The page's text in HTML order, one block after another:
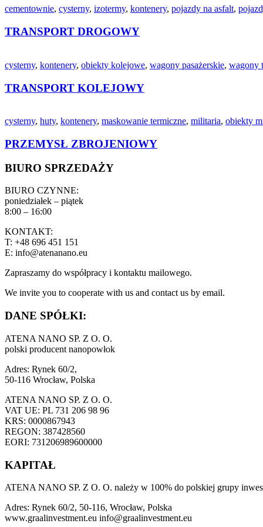
cementownie, cysterny, izotermy, kontenery, pojazdy na asfalt,
TRANSPORT DROGOWY
cysterny, kontenery, obiekty kolejowe, wagony pasażerskie, wagony
TRANSPORT KOLEJOWY
cysterny, huty, kontenery, maskowanie termiczne, militaria, obiekty
PRZEMYSŁ ZBROJENIOWY
BIURO SPRZEDAŻY
BIURO CZYNNE:
poniedziałek – piątek
8:00 – 16:00
KONTAKT:
T: +48 696 451 151
E: info@atenanano.eu
Zapraszamy do współpracy i kontaktu mailowego.
We invite you to cooperate with us and contact us by email.
DANE SPÓŁKI:
ATENA NANO SP. Z O. O.
polski producent nanopowłok
Adres: Rynek 60/2,
50-116 Wrocław, Polska
ATENA NANO SP. Z O. O.
VAT UE: PL 731 206 98 96
KRS: 0000867943
REGON: 387428560
EORI: 731206989600000
KAPITAŁ
ATENA NANO SP. Z O. O. należy w 100% do polskiej grupy
Adres: Rynek 60/2, 50-116, Wrocław, Polska
www.graalinvestment.eu info@graalinvestment.eu